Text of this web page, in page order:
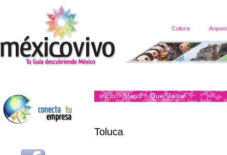
Cultura
inicio>Menú>Que Visitar
Toluca